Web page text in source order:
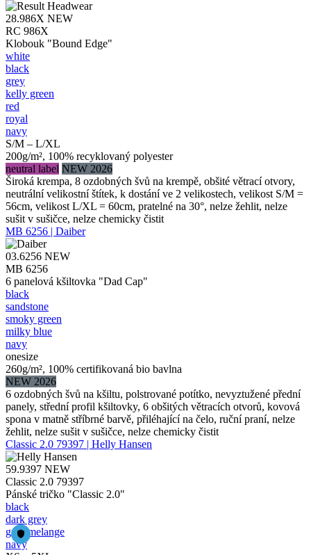
28.986X NEW
RC 986X
Klobouk "Bound Edge"
white
black
grey
kelly green
red
royal
navy
S/M – L/XL
200g/m², 100% recyklovaný polyester
neutral label NEW 2026
Široká krempa, 8 ozdobných švů na krempě, obšité větrací otvory,
neutrální velikostní štítek, k dostání ve 2 velikostech, velikost S/M =
56cm, velikost L/XL = 60cm, pratelné na 30°, nelze žehlit, nelze
sušit v sušičce, nelze chemicky čistit
MB 6256 | Daiber
03.6256 NEW
MB 6256
6 panelová kšiltovka "Dad Cap"
black
sandstone
smoky green
milky blue
navy
onesize
260g/m², 100% certifikovaná bio bavlna
NEW 2026
6 ozdobných švů na kšiltu, polstrované potítko, nevyztužené přední
panely, střední profil kšiltovky, 6 obšitých větracích otvorů, kovová
spona v matně stříbrné barvě, přiléhající na čelo, ruční praní, nelze
žehlit, nelze sušit v sušičce, nelze chemicky čistit
Classic 2.0 79397 | Helly Hansen
59.9397 NEW
Classic 2.0 79397
Pánské tričko "Classic 2.0"
black
dark grey
grey melange
navy